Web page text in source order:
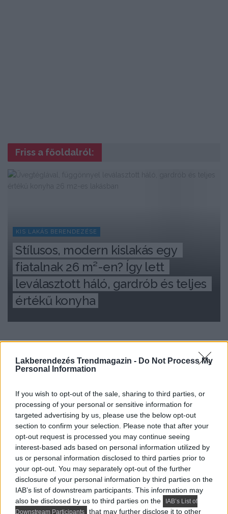
Lakberendezés Trendmagazin - Do Not Process My
Personal Information
If you wish to opt-out of the sale, sharing to third parties, or
processing of your personal or sensitive information for
targeted advertising by us, please use the below opt-out
section to confirm your selection. Please note that after your
opt-out request is processed you may continue seeing
interest-based ads based on personal information utilized by
us or personal information disclosed to third parties prior to
your opt-out. You may separately opt-out of the further
disclosure of your personal information by third parties on the
IAB’s list of downstream participants. This information may
also be disclosed by us to third parties on the
IAB’s List of
Downstream Participants
that may further disclose it to other
Friss a főoldalról:
KIS LAKÁS BERENDEZÉSE
Stílusos, modern kislakás egy
fiatalnak 26 m²-en? Így lett
leválasztott háló, gardrób és teljes
értékű konyha
HÁZAK, ENTERIŐRÖK - INSPIRÁCIÓ KÉPEKBEN
Hangulatos minimalista stílus anya és